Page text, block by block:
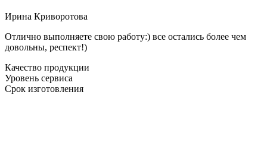
Ирина Криворотова
Отлично выполняете свою работу:) все остались более чем
довольны, респект!)
Качество продукции
Уровень сервиса
Срок изготовления